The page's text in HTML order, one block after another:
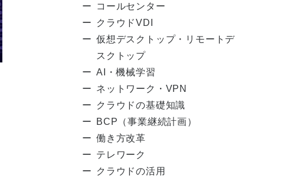
コールセンター
クラウドVDI
仮想デスクトップ・リモートデ
スクトップ
AI・機械学習
ネットワーク・VPN
クラウドの基礎知識
BCP（事業継続計画）
働き方改革
テレワーク
クラウドの活用